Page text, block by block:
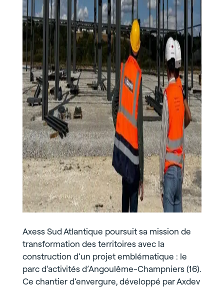
Axess Sud Atlantique poursuit sa mission de
transformation des territoires avec la
construction d’un projet emblématique : le
parc d’activités d’Angoulême-Champniers (16).
Ce chantier d’envergure, développé par Axdev